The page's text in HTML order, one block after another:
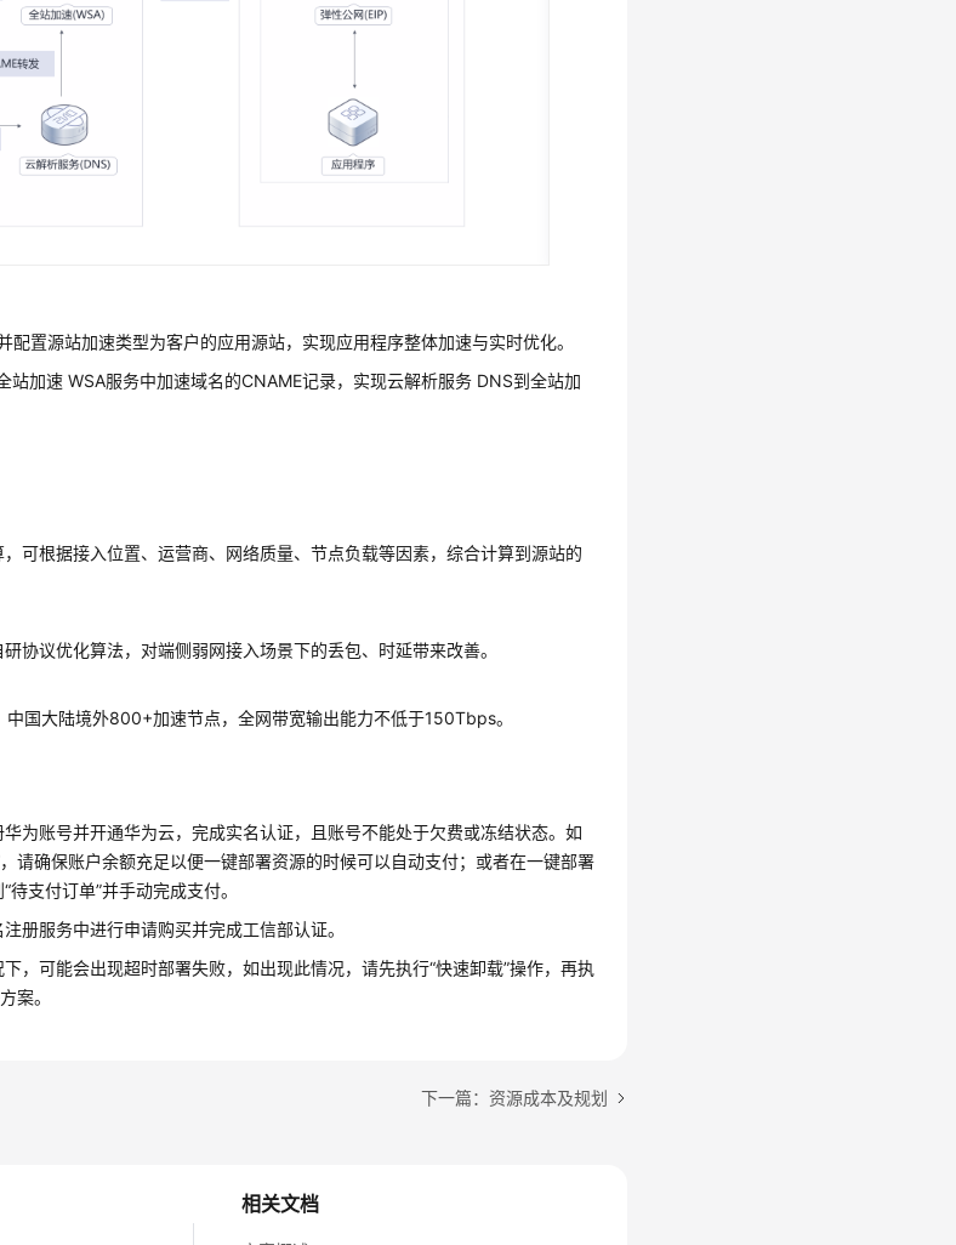
配置源站加速类型为客户的应用源站，实现应用程序整体加速与实时优化。
站加速 WSA服务中加速域名的CNAME记录，实现云解析服务 DNS到全站加
可根据接入位置、运营商、网络质量、节点负载等因素，综合计算到源站的
协议优化算法，对端侧弱网接入场景下的丢包、时延带来改善。
国大陆境外800+加速节点，全网带宽输出能力不低于150Tbps。
为账号并开通华为云，完成实名认证，且账号不能处于欠费或冻结状态。如
请确保账户余额充足以便一键部署资源的时候可以自动支付；或者在一键部署
支付订单”并手动完成支付。
册服务中进行申请购买并完成工信部认证。
，可能会出现超时部署失败，如出现此情况，请先执行“快速卸载”操作，再执
案。
下一篇：资源成本及规划
相关文档